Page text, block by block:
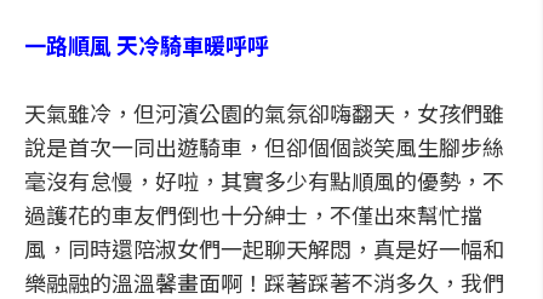
一路順風 天冷騎車暖呼呼
天氣雖冷，但河濱公園的氣氛卻嗨翻天，女孩們雖
說是首次一同出遊騎車，但卻個個談笑風生腳步絲
毫沒有怠慢，好啦，其實多少有點順風的優勢，不
過護花的車友們倒也十分紳士，不僅出來幫忙擋
風，同時還陪淑女們一起聊天解悶，真是好一幅和
樂融融的溫溫馨畫面啊！踩著踩著不消多久，我們